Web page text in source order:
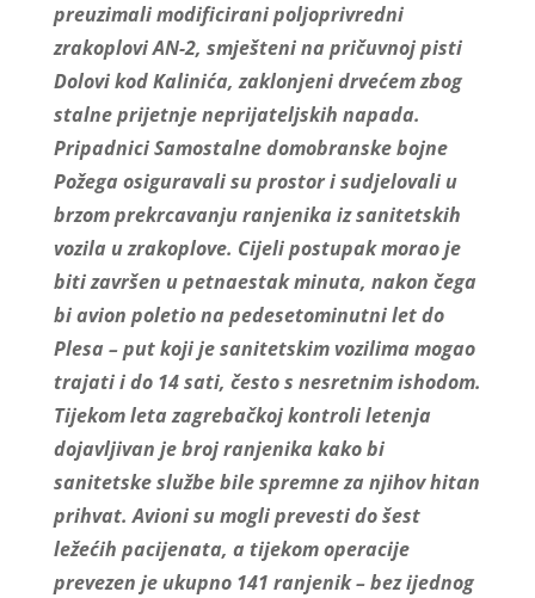
preuzimali modificirani poljoprivredni
zrakoplovi AN-2, smješteni na pričuvnoj pisti
Dolovi kod Kalinića, zaklonjeni drvećem zbog
stalne prijetnje neprijateljskih napada.
Pripadnici Samostalne domobranske bojne
Požega osiguravali su prostor i sudjelovali u
brzom prekrcavanju ranjenika iz sanitetskih
vozila u zrakoplove. Cijeli postupak morao je
biti završen u petnaestak minuta, nakon čega
bi avion poletio na pedesetominutni let do
Plesa – put koji je sanitetskim vozilima mogao
trajati i do 14 sati, često s nesretnim ishodom.
Tijekom leta zagrebačkoj kontroli letenja
dojavljivan je broj ranjenika kako bi
sanitetske službe bile spremne za njihov hitan
prihvat. Avioni su mogli prevesti do šest
ležećih pacijenata, a tijekom operacije
prevezen je ukupno 141 ranjenik – bez ijednog